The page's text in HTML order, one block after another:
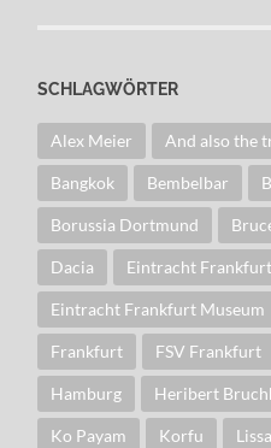
SCHLAGWÖRTER
Alex Meier And also the
Bangkok Bembelbar
Borussia Dortmund
Dacia Eintracht Frankfurt
Eintracht Frankfurt Museum
Frankfurt FSV Frankfurt
Hamburg Heribert
Ko Payam Korfu